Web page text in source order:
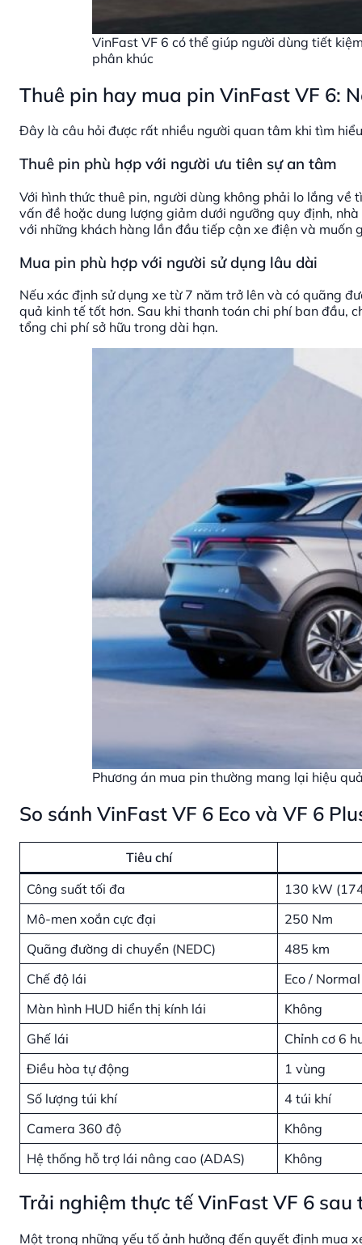
VinFast VF 6 có thể giúp người dùng tiết
phân khúc
Thuê pin hay mua pin VinFast VF 6:
Đây là câu hỏi được rất nhiều người quan tâm khi tìm
Thuê pin phù hợp với người ưu tiên sự an tâm
Với hình thức thuê pin, người dùng không phải lo lắng
vấn đề hoặc dung lượng giảm dưới ngưỡng quy định,
với những khách hàng lần đầu tiếp cận xe điện và
Mua pin phù hợp với người sử dụng lâu dài
Nếu xác định sử dụng xe từ 7 năm trở lên và có quãng
quả kinh tế tốt hơn. Sau khi thanh toán chi phí ban đầu,
tổng chi phí sở hữu trong dài hạn.
Phương án mua pin thường mang lại hiệu
So sánh VinFast VF 6 Eco và VF 6
Tiêu chí
Công suất tối đa
130 kW
Mô-men xoắn cực đại
250 Nm
Quãng đường di chuyển (NEDC)
485 km
Chế độ lái
Eco /
Màn hình HUD hiển thị kính lái
Không
Ghế lái
Chỉnh cơ 6
Điều hòa tự động
1 vùng
Số lượng túi khí
4 túi khí
Camera 360 độ
Không
Hệ thống hỗ trợ lái nâng cao (ADAS)
Không
Trải nghiệm thực tế VinFast VF 6
Một trong những yếu tố ảnh hưởng đến quyết định mua